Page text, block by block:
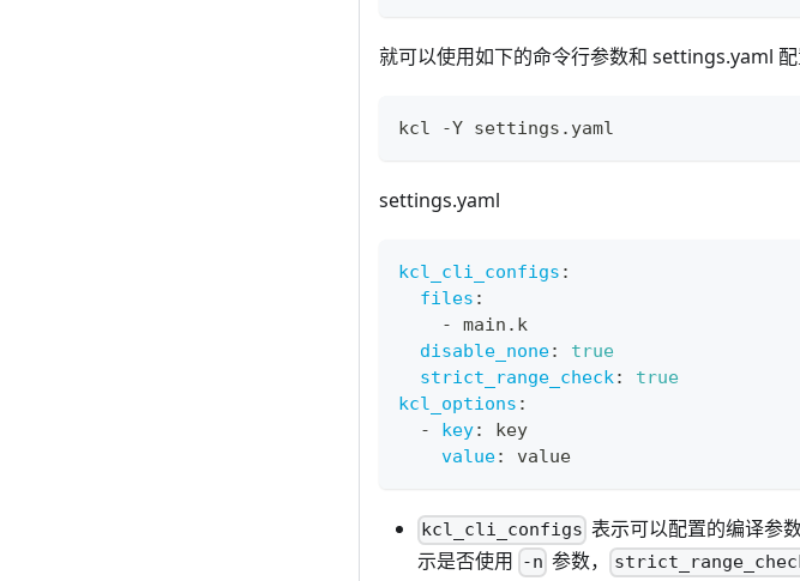
就可以使用如下的命令行参数和 settings.yaml
kcl -Y settings.yaml
settings.yaml
kcl_cli_configs :
files :
-
main.k
disable_none:
true
strict_range_check:
true
kcl_options :
-
key:
key
value: value
kcl_cli_configs 表示可以配置的编译参
示是否使用 -n 参数，